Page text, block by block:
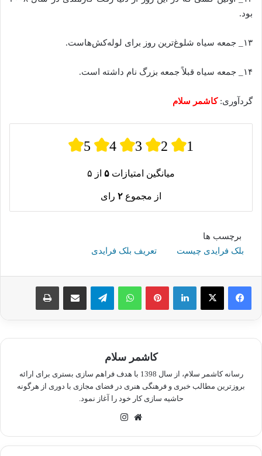
بود.
۱۳_ جمعه سیاه شلوغ‌ترین روز برای لوله‌کش‌هاست.
۱۴_ جمعه سیاه قبلاً جمعه بزرگ نام داشته است.
گردآوری:کاشمر سلام
5 4 3 2 1
میانگین امتیازات ۵ از ۵
از مجموع ۲ رای
برچسب ها
بلک فرایدی چیست
تعریف بلک فرایدی
لینکدین پینترستواتس آپ تلگرام اشتراک گذاری از طریق ایمیل چاپ
کاشمر سلام
رسانه کاشمر سلام، از سال 1398 با هدف فراهم سازی بستری برای ارائه
بروزترین مطالب خبری و فرهنگی هنری در فضای مجازی با دوری از هرگونه
حاشیه سازی کار خود را آغاز نمود.
وبسایت